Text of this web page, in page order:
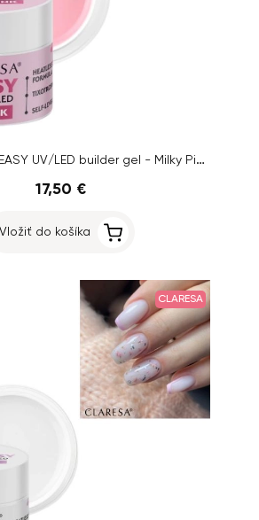
Claresa SOFT&EASY UV/LED builder gel - Milky Pink, 90g
17,50 €
Vložiť do košíka
CLARESA